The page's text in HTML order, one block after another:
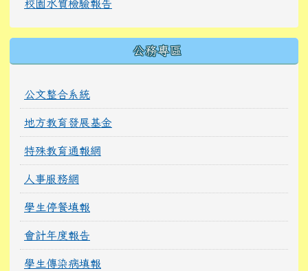
校園水質檢驗報告
公務專區
公文整合系統
地方教育發展基金
特殊教育通報網
人事服務網
學生停餐填報
會計年度報告
學生傳染病填報